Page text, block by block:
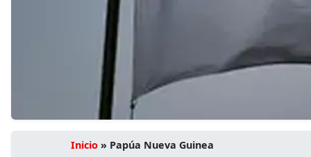
Inicio » Papúa Nueva Guinea